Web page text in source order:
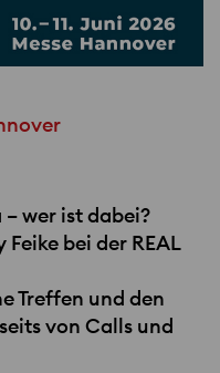
– wer ist dabei?
Feike bei der REAL
Treffen und den
von Calls und